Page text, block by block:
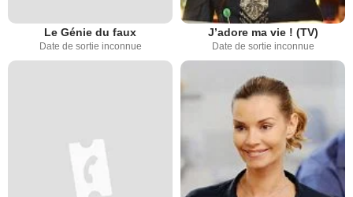
Le Génie du faux
Date de sortie inconnue
J’adore ma vie ! (TV)
Date de sortie inconnue